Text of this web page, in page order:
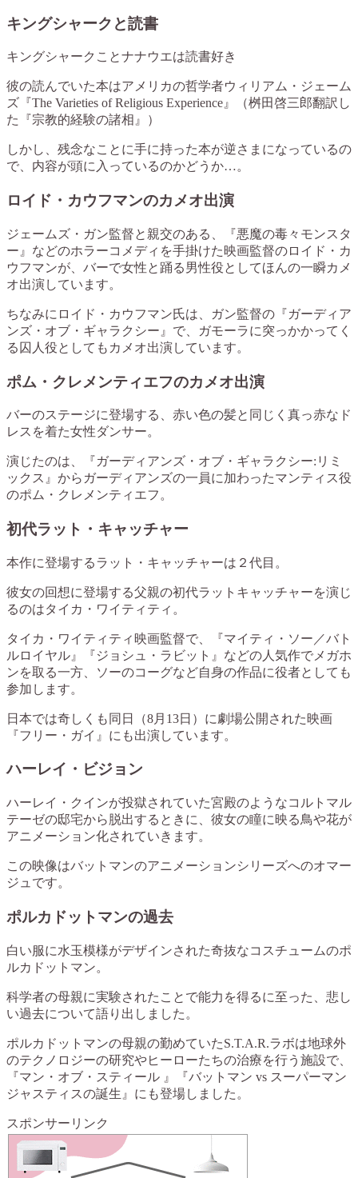
キングシャークと読書
キングシャークことナナウエは読書好き
彼の読んでいた本はアメリカの哲学者ウィリアム・ジェーム
ズ『The Varieties of Religious Experience』（桝田啓三郎翻訳し
た『宗教的経験の諸相』）
しかし、残念なことに手に持った本が逆さまになっているの
で、内容が頭に入っているのかどうか…。
ロイド・カウフマンのカメオ出演
ジェームズ・ガン監督と親交のある、『悪魔の毒々モンスタ
ー』などのホラーコメディを手掛けた映画監督のロイド・カ
ウフマンが、バーで女性と踊る男性役としてほんの一瞬カメ
オ出演しています。
ちなみにロイド・カウフマン氏は、ガン監督の『ガーディア
ンズ・オブ・ギャラクシー』で、ガモーラに突っかかってく
る囚人役としてもカメオ出演しています。
ポム・クレメンティエフのカメオ出演
バーのステージに登場する、赤い色の髪と同じく真っ赤なド
レスを着た女性ダンサー。
演じたのは、『ガーディアンズ・オブ・ギャラクシー:リミ
ックス』からガーディアンズの一員に加わったマンティス役
のポム・クレメンティエフ。
初代ラット・キャッチャー
本作に登場するラット・キャッチャーは２代目。
彼女の回想に登場する父親の初代ラットキャッチャーを演じ
るのはタイカ・ワイティティ。
タイカ・ワイティティ映画監督で、『マイティ・ソー／バト
ルロイヤル』『ジョシュ・ラビット』などの人気作でメガホ
ンを取る一方、ソーのコーグなど自身の作品に役者としても
参加します。
日本では奇しくも同日（8月13日）に劇場公開された映画
『フリー・ガイ』にも出演しています。
ハーレイ・ビジョン
ハーレイ・クインが投獄されていた宮殿のようなコルトマル
テーゼの邸宅から脱出するときに、彼女の瞳に映る鳥や花が
アニメーション化されていきます。
この映像はバットマンのアニメーションシリーズへのオマー
ジュです。
ポルカドットマンの過去
白い服に水玉模様がデザインされた奇抜なコスチュームのポ
ルカドットマン。
科学者の母親に実験されたことで能力を得るに至った、悲し
い過去について語り出しました。
ポルカドットマンの母親の勤めていたS.T.A.R.ラボは地球外
のテクノロジーの研究やヒーローたちの治療を行う施設で、
『マン・オブ・スティール 』『バットマン vs スーパーマン
ジャスティスの誕生』にも登場しました。
スポンサーリンク